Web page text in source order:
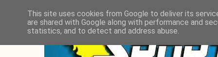
This site uses cookies from Google to deliver its
are shared with Google along with performance and
statistics, and to detect and address abuse.